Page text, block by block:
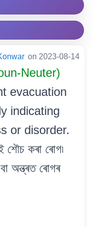
on 2023-08-14
Neuter)
evacuation
indicating
or disorder.
শৌচ কৰা ৰোগ৷
অন্ত্ৰত ৰোগৰ